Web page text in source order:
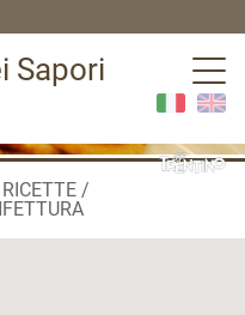
Sapori
RICETTE